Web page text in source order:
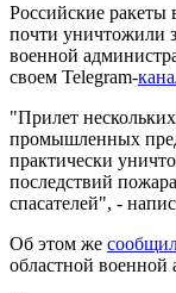
Российские ракеты
почти уничтожили
военной
своем Telegram-
"Прилет
промышленных
практически
последствий
спасателей", -
Об этом же
областной военной